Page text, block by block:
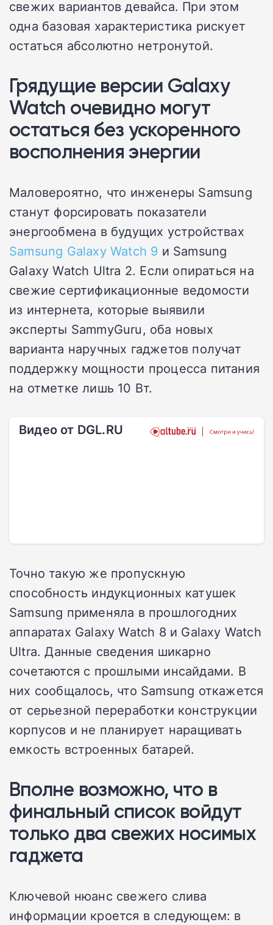
свежих вариантов девайса. При этом
одна базовая характеристика рискует
остаться абсолютно нетронутой.
Грядущие версии Galaxy
Watch очевидно могут
остаться без ускоренного
восполнения энергии
Маловероятно, что инженеры Samsung
станут форсировать показатели
энергообмена в будущих устройствах
Samsung Galaxy Watch 9 и Samsung
Galaxy Watch Ultra 2. Если опираться на
свежие сертификационные ведомости
из интернета, которые выявили
эксперты SammyGuru, оба новых
варианта наручных гаджетов получат
поддержку мощности процесса питания
на отметке лишь 10 Вт.
Видео от DGL.RU
Точно такую же пропускную
способность индукционных катушек
Samsung применяла в прошлогодних
аппаратах Galaxy Watch 8 и Galaxy Watch
Ultra. Данные сведения шикарно
сочетаются с прошлыми инсайдами. В
них сообщалось, что Samsung откажется
от серьезной переработки конструкции
корпусов и не планирует наращивать
емкость встроенных батарей.
Вполне возможно, что в
финальный список войдут
только два свежих носимых
гаджета
Ключевой нюанс свежего слива
информации кроется в следующем: в